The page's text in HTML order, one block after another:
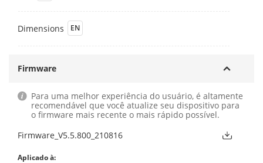
Dimensions EN
Firmware
Para uma melhor experiência do usuário, é altamente
recomendável que você atualize seu dispositivo para
o firmware mais recente o mais rápido possível.
Firmware_V5.5.800_210816
Aplicado à: